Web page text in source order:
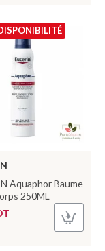
Aquaphor Baume-
250ML